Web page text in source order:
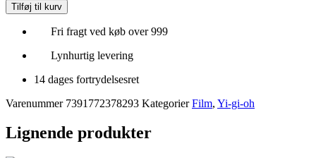
Tilføj til kurv
Fri fragt ved køb over 999
Lynhurtig levering
14 dages fortrydelsesret
Varenummer 7391772378293 Kategorier Film, Yi-gi-oh
Lignende produkter